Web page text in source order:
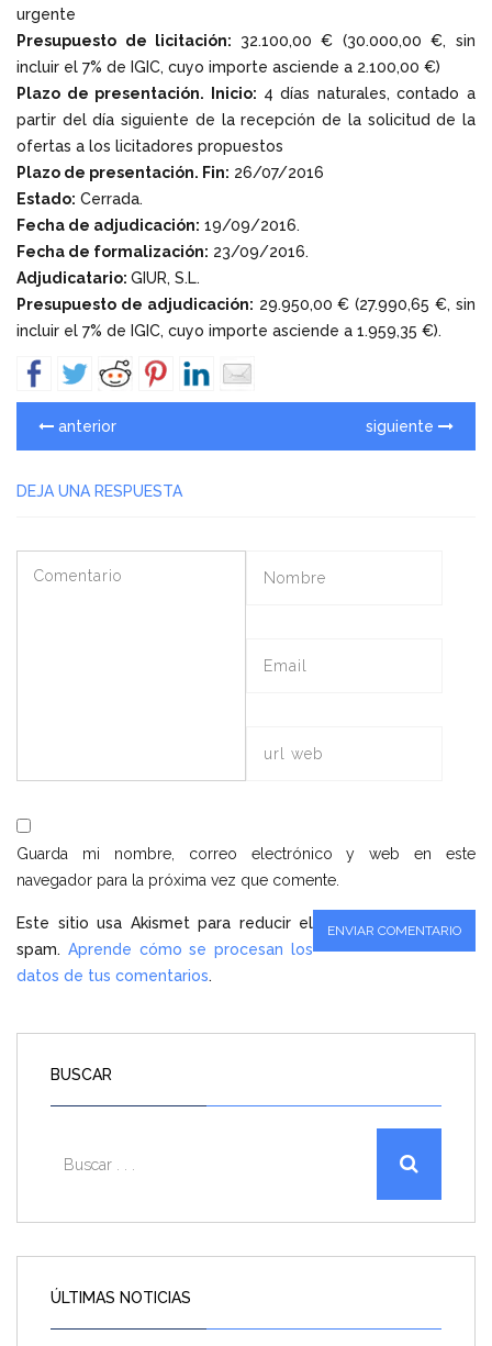
urgente
Presupuesto de licitación: 32.100,00 € (30.000,00 €, sin
incluir el 7% de IGIC, cuyo importe asciende a 2.100,00 €)
Plazo de presentación. Inicio: 4 días naturales, contado a
partir del día siguiente de la recepción de la solicitud de la
ofertas a los licitadores propuestos
Plazo de presentación. Fin: 26/07/2016
Estado: Cerrada.
Fecha de adjudicación: 19/09/2016.
Fecha de formalización: 23/09/2016.
Adjudicatario: GIUR, S.L.
Presupuesto de adjudicación: 29.950,00 € (27.990,65 €, sin
incluir el 7% de IGIC, cuyo importe asciende a 1.959,35 €).
anterior siguiente
DEJA UNA RESPUESTA
Guarda mi nombre, correo electrónico y web en este
navegador para la próxima vez que comente.
Este sitio usa Akismet para reducir el
spam. Aprende cómo se procesan los
datos de tus comentarios.
BUSCAR
ÚLTIMAS NOTICIAS